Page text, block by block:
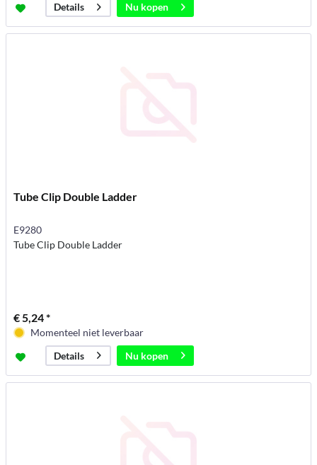
Details
Nu kopen
Tube Clip Double Ladder
E9280
Tube Clip Double Ladder
€ 5,24 *
Momenteel niet leverbaar
Details
Nu kopen